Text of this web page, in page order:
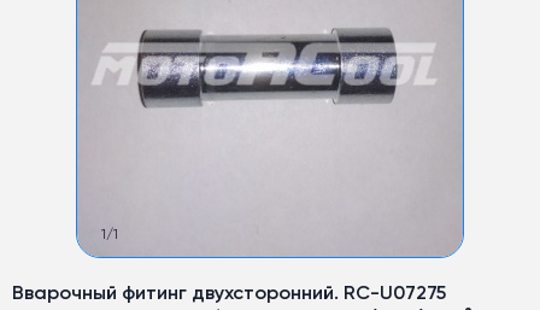
1 /1
Вварочный фитинг двухсторонний. RC-U07275